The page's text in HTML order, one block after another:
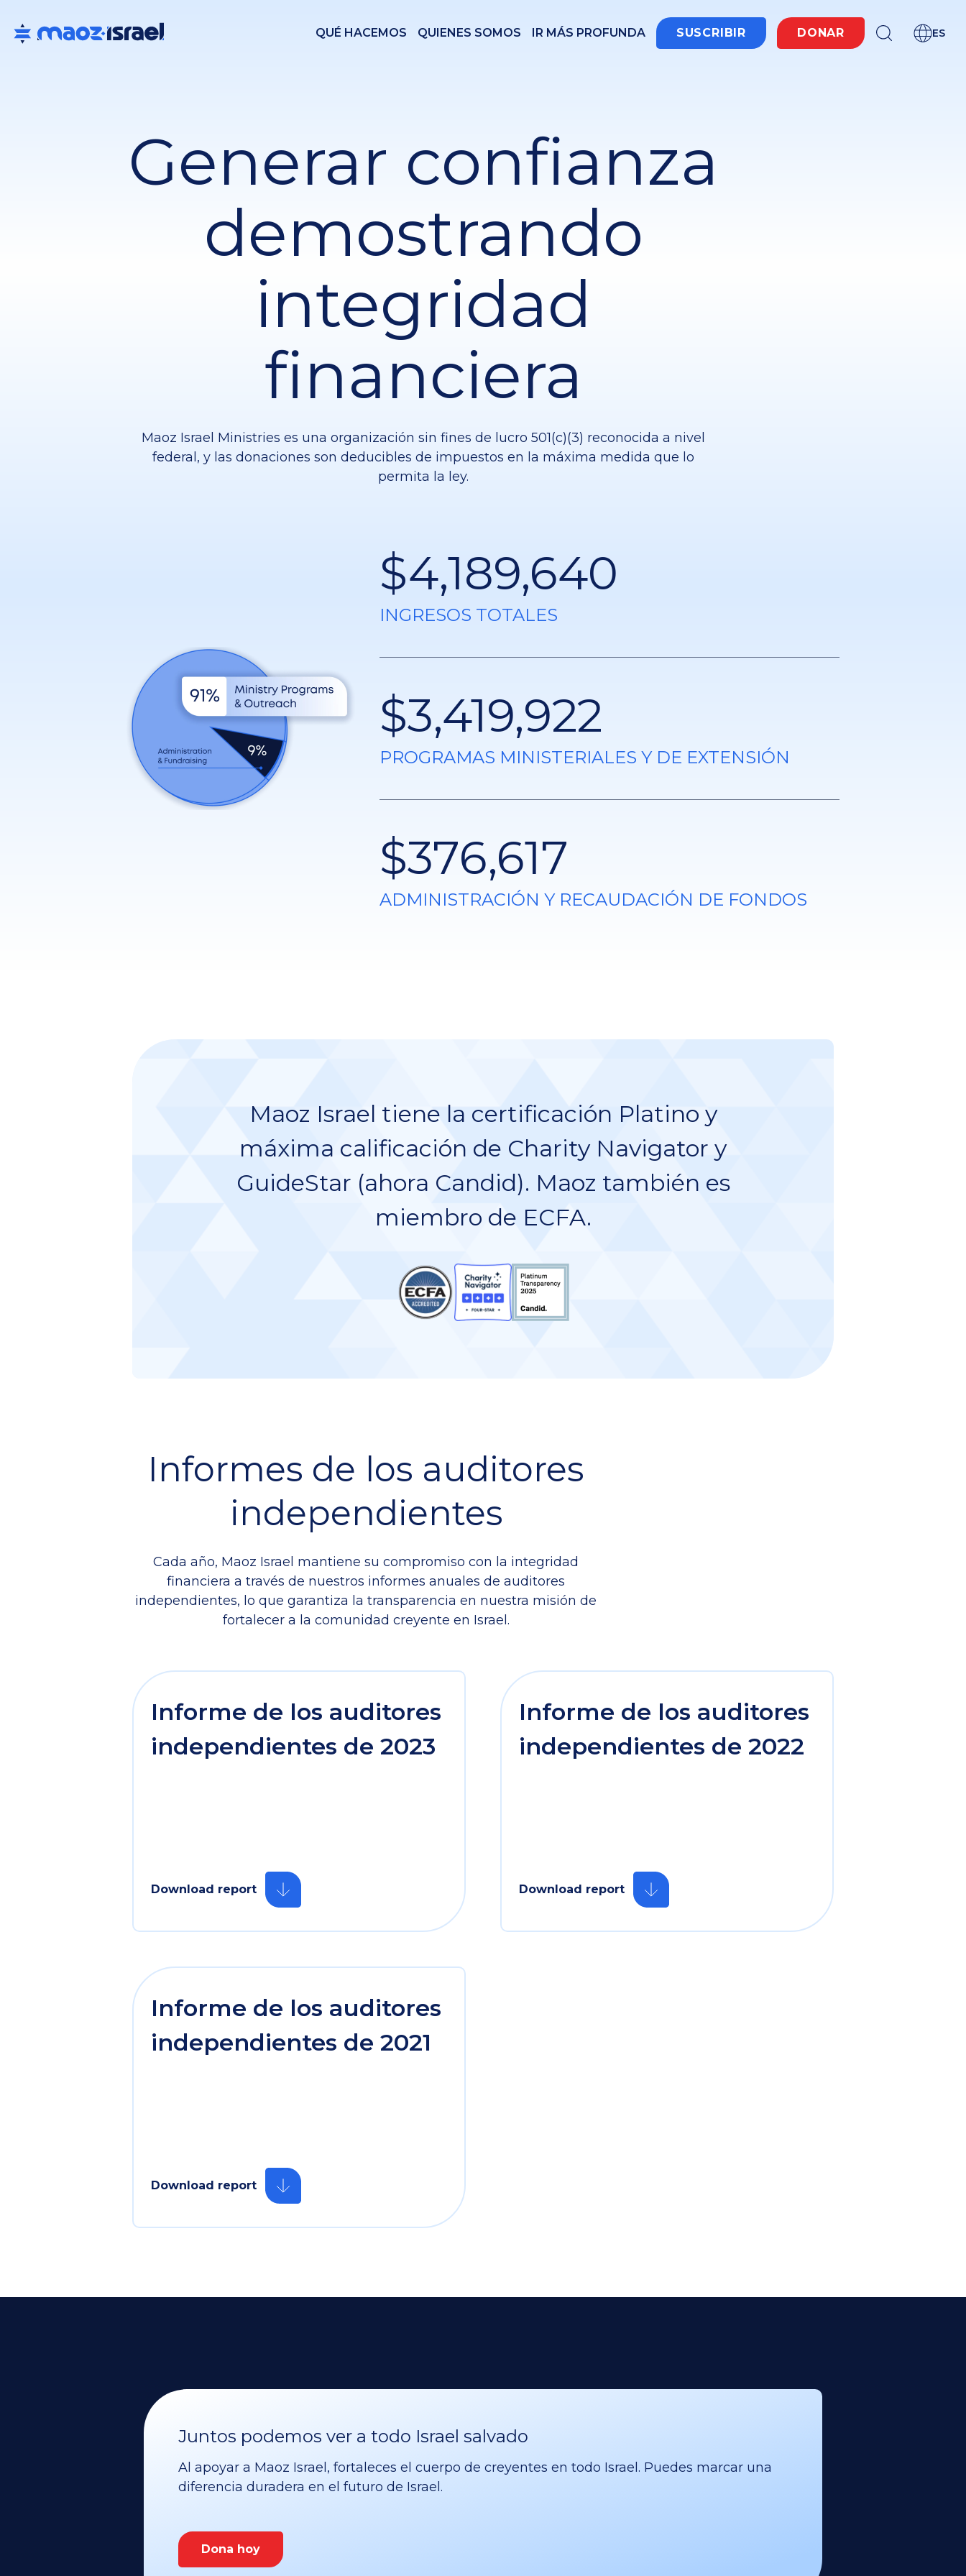
QUÉ HACEMOS QUIENES SOMOS IR MÁS PROFUNDA SUSCRIBIR DONAR ES
Generar confianza
demostrando
integridad
financiera
Maoz Israel Ministries es una organización sin fines de lucro 501(c)(3) reconocida a nivel
federal, y las donaciones son deducibles de impuestos en la máxima medida que lo
permita la ley.
$4,189,640
INGRESOS TOTALES
$3,419,922
PROGRAMAS MINISTERIALES Y DE EXTENSIÓN
$376,617
ADMINISTRACIÓN Y RECAUDACIÓN DE FONDOS
Maoz Israel tiene la certificación Platino y
máxima calificación de Charity Navigator y
GuideStar (ahora Candid). Maoz también es
miembro de ECFA.
Informes de los auditores
independientes
Cada año, Maoz Israel mantiene su compromiso con la integridad
financiera a través de nuestros informes anuales de auditores
independientes, lo que garantiza la transparencia en nuestra misión de
fortalecer a la comunidad creyente en Israel.
Informe de los auditores
independientes de 2023
Download report
Informe de los auditores
independientes de 2022
Download report
Informe de los auditores
independientes de 2021
Download report
Juntos podemos ver a todo Israel salvado
Al apoyar a Maoz Israel, fortaleces el cuerpo de creyentes en todo Israel. Puedes marcar una
diferencia duradera en el futuro de Israel.
Dona hoy